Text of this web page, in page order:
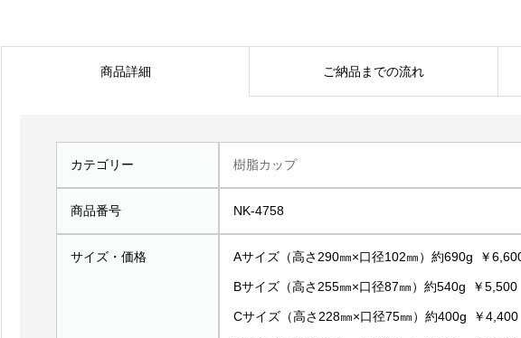
商品詳細 ご納品までの流れ
カテゴリー 樹脂カップ
商品番号 NK-4758
サイズ・価格 Aサイズ（高さ290㎜×口径102㎜）約690g ￥6,600
Bサイズ（高さ255㎜×口径87㎜）約540g ￥5,500
Cサイズ（高さ228㎜×口径75㎜）約400g ￥4,400